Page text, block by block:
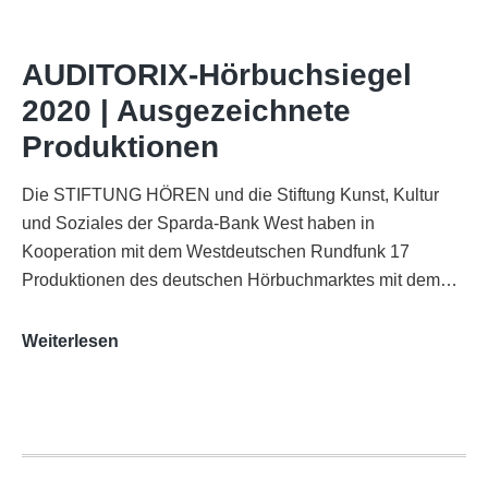
Funkhaus
Köln
AUDITORIX-Hörbuchsiegel
2020 | Ausgezeichnete
Produktionen
Die STIFTUNG HÖREN und die Stiftung Kunst, Kultur
und Soziales der Sparda-Bank West haben in
Kooperation mit dem Westdeutschen Rundfunk 17
Produktionen des deutschen Hörbuchmarktes mit dem…
Weiterlesen
Ausgezeichnete